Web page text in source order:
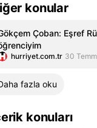
konular
Çoban: Eşref
hurriyet.com.tr 30
fazla oku
konuları